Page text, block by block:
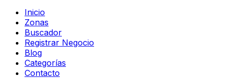
Inicio
Zonas
Buscador
Registrar Negocio
Blog
Categorías
Contacto